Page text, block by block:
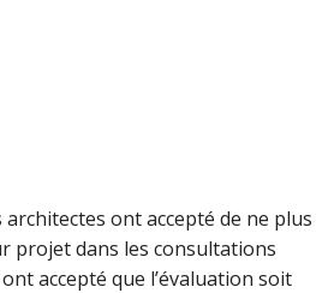
ont accepté de ne plus
projet dans les consultations
accepté que l’évaluation soit